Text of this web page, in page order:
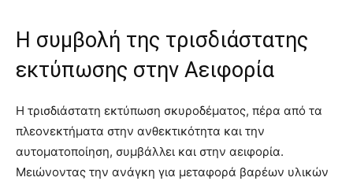
Η συμβολή της τρισδιάστατης
εκτύπωσης στην Αειφορία
Η τρισδιάστατη εκτύπωση σκυροδέματος, πέρα από τα
πλεονεκτήματα στην ανθεκτικότητα και την
αυτοματοποίηση, συμβάλλει και στην αειφορία.
Μειώνοντας την ανάγκη για μεταφορά βαρέων υλικών